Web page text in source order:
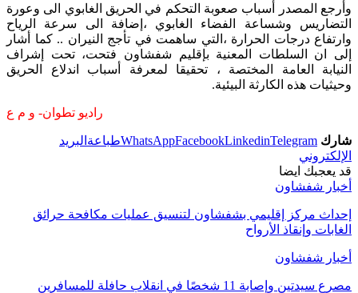
وأرجع المصدر أسباب صعوبة التحكم في الحريق الغابوي الى وعورة
التضاريس وشساعة الفضاء الغابوي ،إضافة الى سرعة الرياح
وارتفاع درجات الحرارة ،التي ساهمت في تأجج النيران .. كما أشار
إلى ان السلطات المعنية بإقليم شفشاون فتحت، تحت إشراف
النيابة العامة المختصة ، تحقيقا لمعرفة أسباب اندلاع الحريق
وحيثيات هذه الكارثة البيئية.
راديو تطوان- و م ع
شارك WhatsAppFacebookLinkedinTelegram طباعة البريد
الإلكتروني
قد يعجبك ايضا
أخبار شفشاون
إحداث مركز إقليمي بشفشاون لتنسيق عمليات مكافحة حرائق
الغابات وإنقاذ الأرواح
أخبار شفشاون
مصرع سيدتين وإصابة 11 شخصًا في انقلاب حافلة للمسافرين